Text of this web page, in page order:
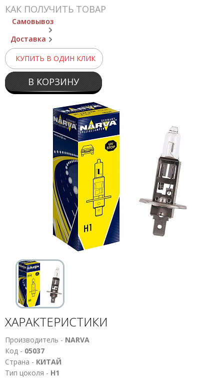
КАК ПОЛУЧИТЬ ТОВАР
Самовывоз
Доставка
КУПИТЬ В ОДИН КЛИК
В КОРЗИНУ
ХАРАКТЕРИСТИКИ
Производитель - NARVA
Код - 05037
Страна - КИТАЙ
Тип цоколя - Н1